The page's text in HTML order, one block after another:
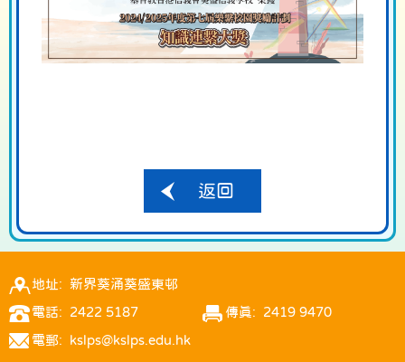
返回
地址: 新界葵涌葵盛東邨
電話: 2422 5187 傳真: 2419 9470
電郵: kslps@kslps.edu.hk